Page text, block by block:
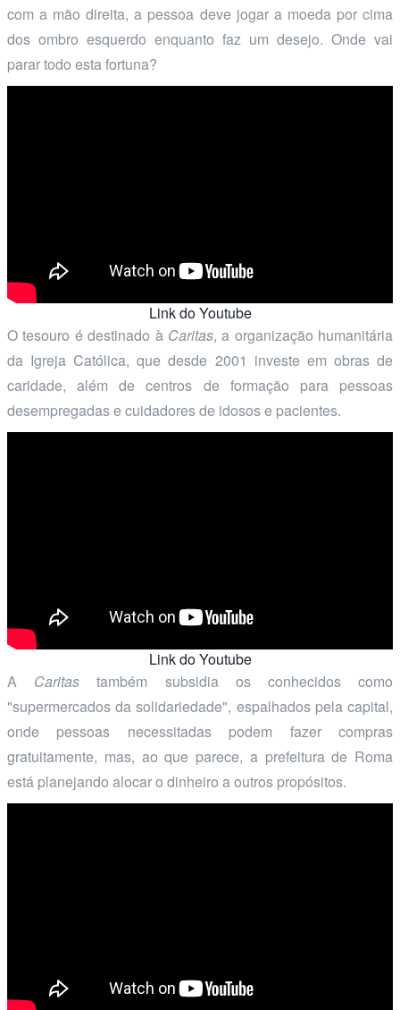
com a mão direita, a pessoa deve jogar a moeda por cima
dos ombro esquerdo enquanto faz um desejo. Onde vai
parar todo esta fortuna?
Link do Youtube
O tesouro é destinado à Caritas, a organização humanitária
da Igreja Católica, que desde 2001 investe em obras de
caridade, além de centros de formação para pessoas
desempregadas e cuidadores de idosos e pacientes.
Link do Youtube
A Caritas também subsidia os conhecidos como
"supermercados da solidariedade", espalhados pela capital,
onde pessoas necessitadas podem fazer compras
gratuitamente, mas, ao que parece, a prefeitura de Roma
está planejando alocar o dinheiro a outros propósitos.